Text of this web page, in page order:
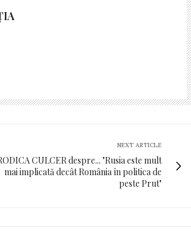
NEXT ARTICLE
CULCER despre... "Rusia este mult
mai implicată decât România în politica de
peste Prut"